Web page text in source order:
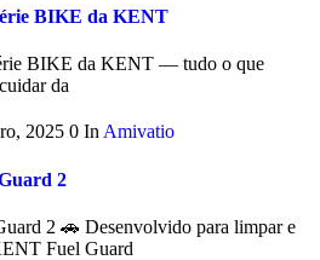
BIKE da KENT
BIKE da KENT — tudo o que
da
2025 0 In Amivatio
2
2 🚗 Desenvolvido para limpar e
Fuel Guard